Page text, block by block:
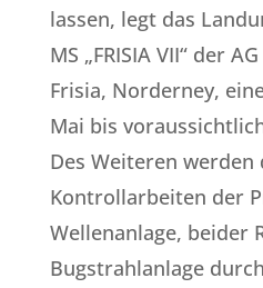
lassen, legt das
MS „FRISIA VII“ der
Frisia, Norderney,
Mai bis
Des Weiteren werden
Kontrollarbeiten der
Wellenanlage, beider
Bugstrahlanlage